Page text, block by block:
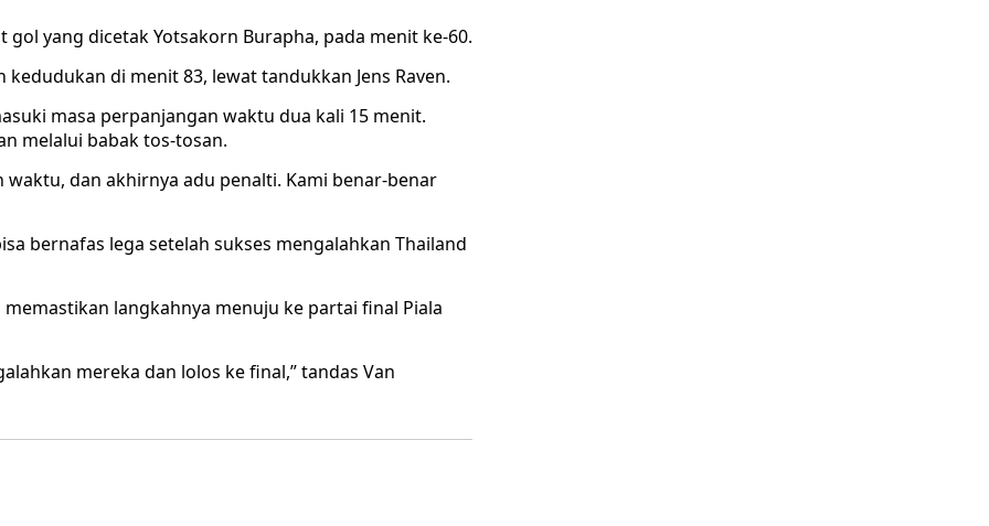
yang dicetak Yotsakorn Burapha, pada menit ke-60.
di menit 83, lewat tandukkan Jens Raven.
masa perpanjangan waktu dua kali 15 menit.
melalui babak tos-tosan.
dan akhirnya adu penalti. Kami benar-benar
bernafas lega setelah sukses mengalahkan Thailand
langkahnya menuju ke partai final Piala
mereka dan lolos ke final,” tandas Van